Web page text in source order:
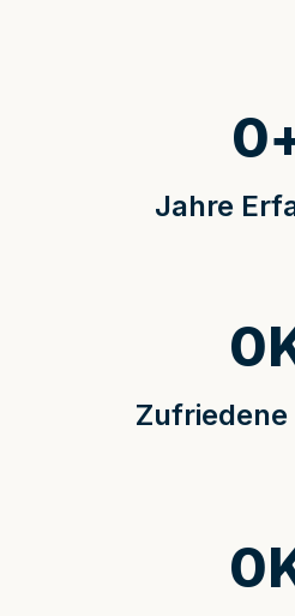
Jahre
0
Zufriedene
0
0